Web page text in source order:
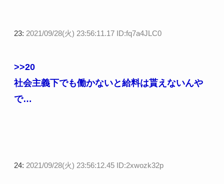
23: 2021/09/28(火) 23:56:11.17 ID:fq7a4JLC0
>>20
社会主義下でも働かないと給料は貰えないんや
で…
24: 2021/09/28(火) 23:56:12.45 ID:2xwozk32p